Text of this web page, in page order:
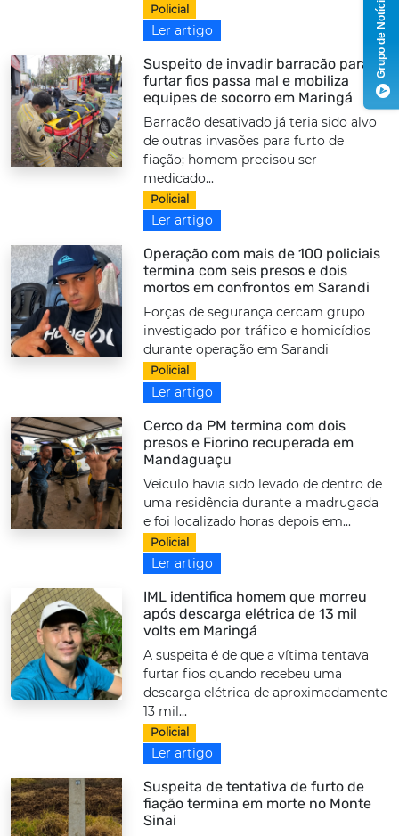
Policial
Ler artigo
Suspeito de invadir barracão para
furtar fios passa mal e mobiliza
equipes de socorro em Maringá
Barracão desativado já teria sido alvo
de outras invasões para furto de
fiação; homem precisou ser
medicado...
Policial
Ler artigo
Operação com mais de 100 policiais
termina com seis presos e dois
mortos em confrontos em Sarandi
Forças de segurança cercam grupo
investigado por tráfico e homicídios
durante operação em Sarandi
Policial
Ler artigo
Cerco da PM termina com dois
presos e Fiorino recuperada em
Mandaguaçu
Veículo havia sido levado de dentro de
uma residência durante a madrugada
e foi localizado horas depois em...
Policial
Ler artigo
IML identifica homem que morreu
após descarga elétrica de 13 mil
volts em Maringá
A suspeita é de que a vítima tentava
furtar fios quando recebeu uma
descarga elétrica de aproximadamente
13 mil...
Policial
Ler artigo
Suspeita de tentativa de furto de
fiação termina em morte no Monte
Sinai
Grupo de Notícias